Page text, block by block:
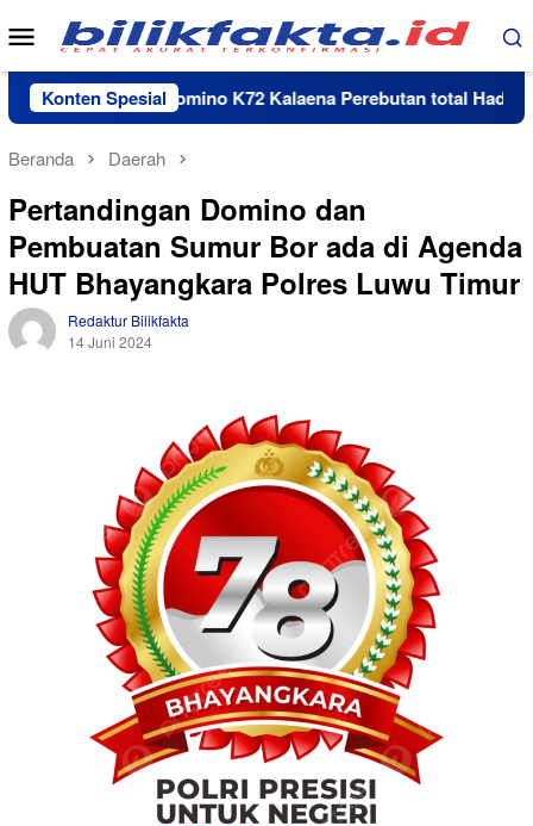
Loncat
ke
konten
Menu
Mobile
Konten Spesial
Turnamen Domino K72 Kalaena Perebutan total Hadiah Rp
Beranda Daerah
Pertandingan Domino dan
Pembuatan Sumur Bor ada di Agenda
HUT Bhayangkara Polres Luwu Timur
Redaktur Bilikfakta
14 Juni 2024